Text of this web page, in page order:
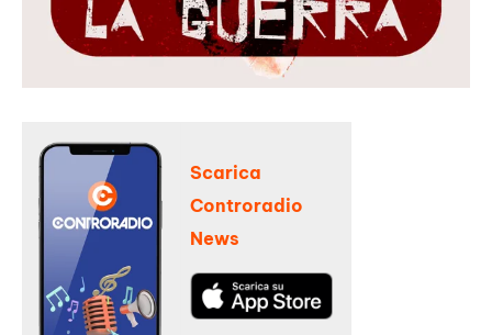
Scarica
Controradio
News